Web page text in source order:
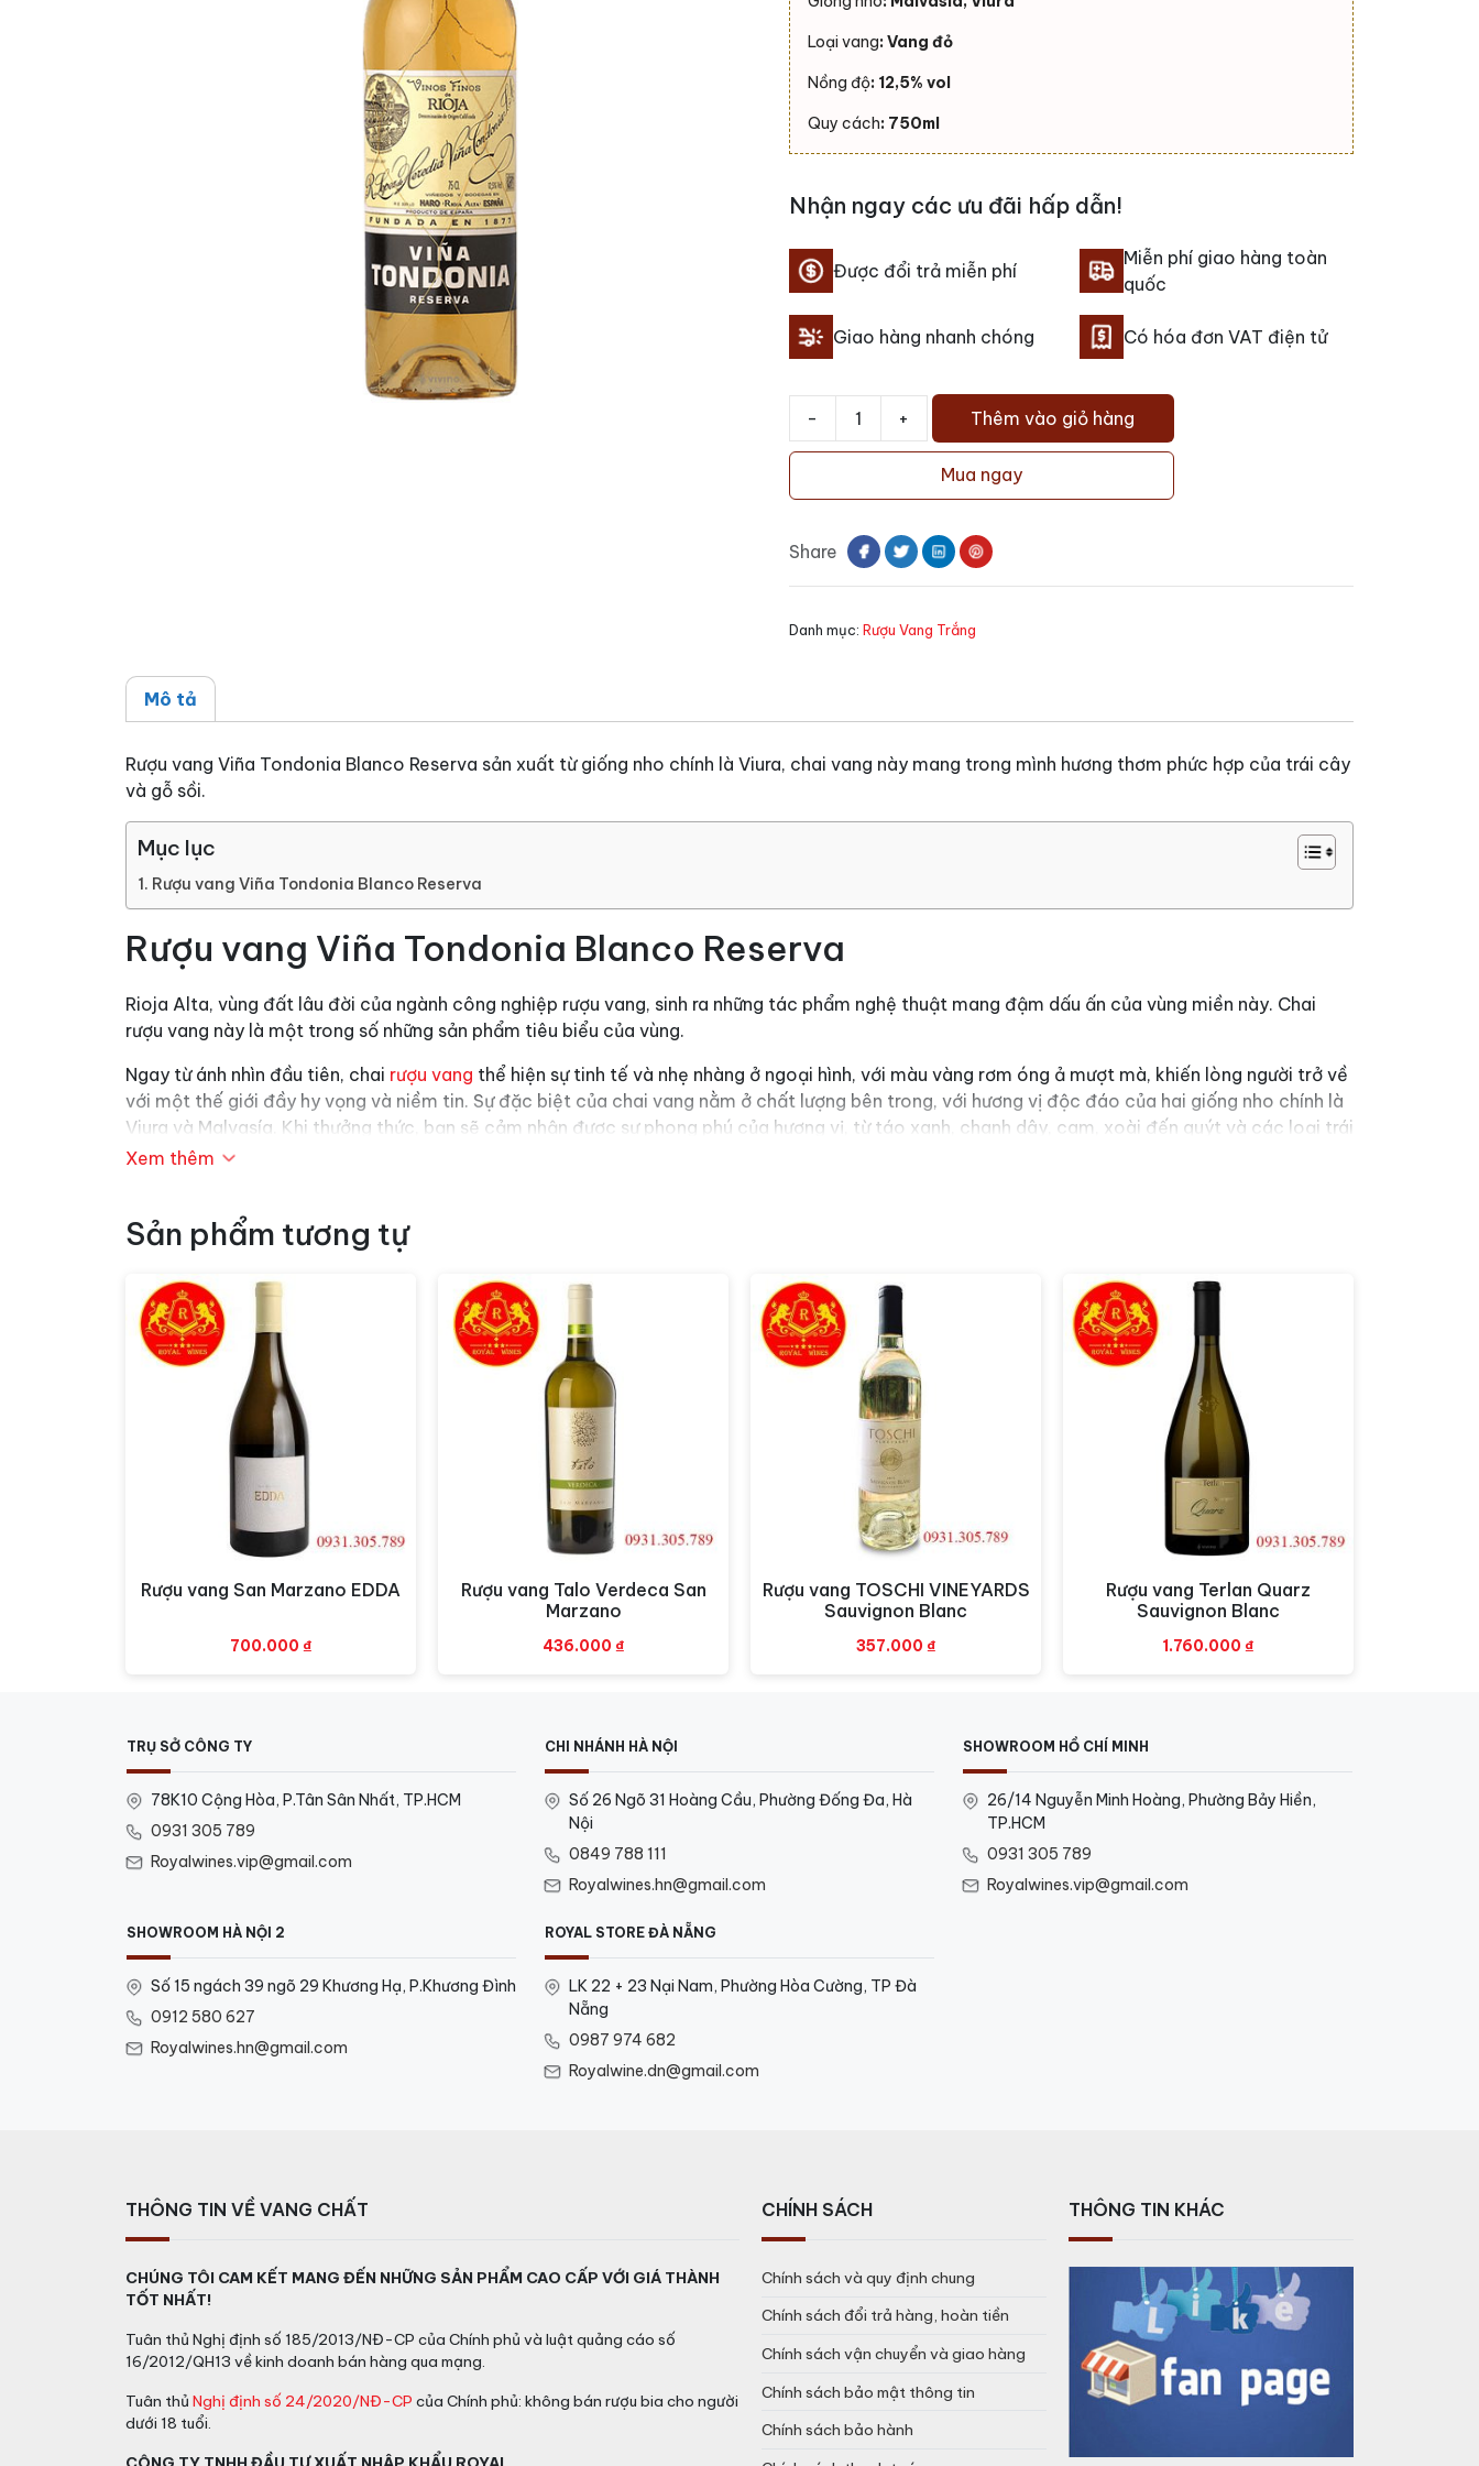
Loại vang: Vang đỏ
Nồng độ: 12,5% vol
Quy cách: 750ml
Nhận ngay các ưu đãi hấp dẫn!
Được đổi trả miễn phí
Miễn phí giao hàng toàn
quốc
Giao hàng nhanh chóng Có hóa đơn VAT điện tử
-
vang
Reserva
số
+ Thêm vào giỏ hàng
Mua ngay
Share
Danh mục: Rượu Vang Trắng
Mô tả
Rượu vang Viña Tondonia Blanco Reserva sản xuất từ giống nho chính là Viura, chai vang này mang trong mình hương thơm phức hợp của trái cây
và gỗ sồi.
Mục lục
Rượu vang Viña Tondonia Blanco Reserva
Rượu vang Viña Tondonia Blanco Reserva
Rioja Alta, vùng đất lâu đời của ngành công nghiệp rượu vang, sinh ra những tác phẩm nghệ thuật mang đậm dấu ấn của vùng miền này. Chai
rượu vang này là một trong số những sản phẩm tiêu biểu của vùng.
Ngay từ ánh nhìn đầu tiên, chai rượu vang thể hiện sự tinh tế và nhẹ nhàng ở ngoại hình, với màu vàng rơm óng ả mượt mà, khiến lòng người trở về
với một thế giới đầy hy vọng và niềm tin. Sự đặc biệt của chai vang nằm ở chất lượng bên trong, với hương vị độc đáo của hai giống nho chính là
Viura và Malvasía. Khi thưởng thức, bạn sẽ cảm nhận được sự phong phú của hương vị, từ táo xanh, chanh dây, cam, xoài đến quýt và các loại trái
cây khác.
hay thịt gà. Đó chính là cách tối ưu để tận hưởng hương vị đặc biệt và độc đáo của sản phẩm này.
Xem thêm
Sản phẩm tương tự
Xem nhanh
Rượu vang San Marzano EDDA
700.000 ₫
Xem nhanh
Rượu vang Talo Verdeca San
Marzano
436.000 ₫
Xem nhanh
Rượu vang TOSCHI VINEYARDS
Sauvignon Blanc
357.000 ₫
Xem nhanh
Rượu vang Terlan Quarz
Sauvignon Blanc
1.760.000 ₫
TRỤ SỞ CÔNG TY
78K10 Cộng Hòa, P.Tân Sân Nhất, TP.HCM
0931 305 789
Royalwines.vip@gmail.com
CHI NHÁNH HÀ NỘI
Số 26 Ngõ 31 Hoàng Cầu, Phường Đống Đa, Hà
Nội
0849 788 111
Royalwines.hn@gmail.com
SHOWROOM HỒ CHÍ MINH
26/14 Nguyễn Minh Hoàng, Phường Bảy Hiền,
TP.HCM
0931 305 789
Royalwines.vip@gmail.com
SHOWROOM HÀ NỘI 2
Số 15 ngách 39 ngõ 29 Khương Hạ, P.Khương Đình
0912 580 627
Royalwines.hn@gmail.com
ROYAL STORE ĐÀ NẴNG
LK 22 + 23 Nại Nam, Phường Hòa Cường, TP Đà
Nẵng
0987 974 682
Royalwine.dn@gmail.com
THÔNG TIN VỀ VANG CHẤT
CHÚNG TÔI CAM KẾT MANG ĐẾN NHỮNG SẢN PHẨM CAO CẤP VỚI GIÁ THÀNH
TỐT NHẤT!
Tuân thủ Nghị định số 185/2013/NĐ-CP của Chính phủ và luật quảng cáo số
16/2012/QH13 về kinh doanh bán hàng qua mạng.
Tuân thủ Nghị định số 24/2020/NĐ-CP của Chính phủ: không bán rượu bia cho người
dưới 18 tuổi.
CHÍNH SÁCH
Chính sách và quy định chung
Chính sách đổi trả hàng, hoàn tiền
Chính sách vận chuyển và giao hàng
Chính sách bảo mật thông tin
Chính sách bảo hành
THÔNG TIN KHÁC